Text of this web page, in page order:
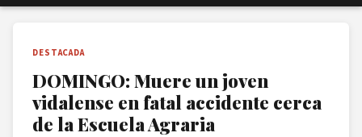
DESTACADA
DOMINGO: Muere un joven
vidalense en fatal accidente cerca
de la Escuela Agraria